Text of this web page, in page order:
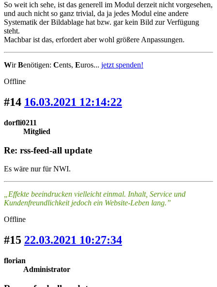
So weit ich sehe, ist das generell im Modul derzeit nicht vorgesehen,
und auch nicht so ganz trivial, da ja jedes Modul eine andere
Systematik der Bildablage hat bzw. gar kein Bild zur Verfügung
steht.
Machbar ist das, erfordert aber wohl größere Anpassungen.
WirBenötigen: Cents, Euros... jetzt spenden!
Offline
#14 16.03.2021 12:14:22
dorfli0211
Mitglied
Re: rss-feed-all update
Es wäre nur für NWI.
„Effekte beeindrucken vielleicht einmal. Inhalt, Service und
Kundenfreundlichkeit jedoch ein Website-Leben lang.”
Offline
#15 22.03.2021 10:27:34
florian
Administrator